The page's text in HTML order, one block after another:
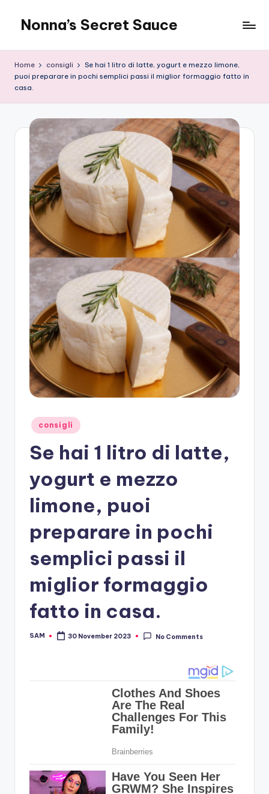
content
Nonna’s Secret Sauce
Home consigli
Se hai 1 litro di latte, yogurt e mezzo limone,
puoi preparare in pochi semplici passi il miglior formaggio fatto in
casa.
Posted
in
consigli
Se hai 1 litro di latte,
yogurt e mezzo
limone, puoi
preparare in pochi
semplici passi il
miglior formaggio
fatto in casa.
Posted
SAM 30 November 2023 No Comments